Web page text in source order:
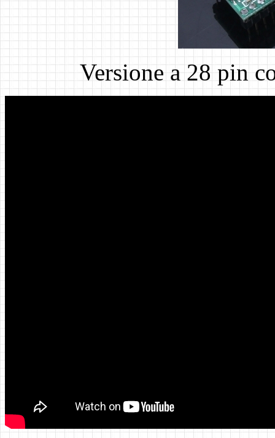
Versione a 28 pin